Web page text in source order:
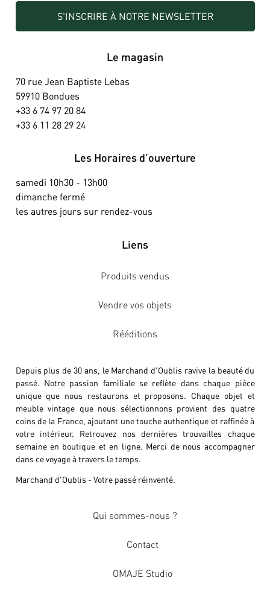
S'INSCRIRE À NOTRE NEWSLETTER
Le magasin
70 rue Jean Baptiste Lebas
59910 Bondues
+33 6 74 97 20 84
+33 6 11 28 29 24
Les Horaires d’ouverture
samedi 10h30 - 13h00
dimanche fermé
les autres jours sur rendez-vous
Liens
Produits vendus
Vendre vos objets
Rééditions
Depuis plus de 30 ans, le Marchand d'Oublis ravive la beauté du
passé. Notre passion familiale se reflète dans chaque pièce
unique que nous restaurons et proposons. Chaque objet et
meuble vintage que nous sélectionnons provient des quatre
coins de la France, ajoutant une touche authentique et raffinée à
votre intérieur. Retrouvez nos dernières trouvailles chaque
semaine en boutique et en ligne. Merci de nous accompagner
dans ce voyage à travers le temps.
Marchand d'Oublis - Votre passé réinventé.
Qui sommes-nous ?
Contact
OMAJE Studio